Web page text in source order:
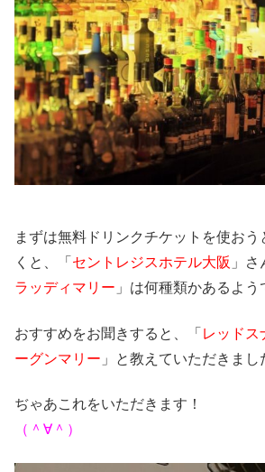
まずは無料ドリンクチケットを使お
くと、「 セントレジスホテル大阪 」
ラッディマリー 」は何種類かあるよう
おすすめをお聞きすると、「 レッドス
ーグンマリー 」と教えていただきまし
ぢゃあこれをいただきます！
（＾∀＾）ゞ